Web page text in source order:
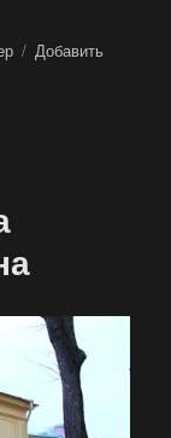
Добавить